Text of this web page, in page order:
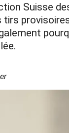
Suisse